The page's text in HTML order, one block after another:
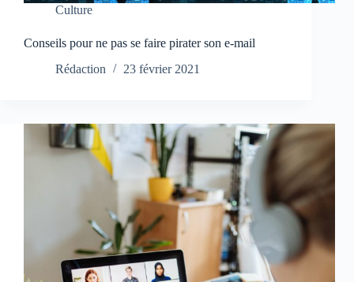
Culture
Conseils pour ne pas se faire pirater son e-mail
Rédaction
23 février 2021